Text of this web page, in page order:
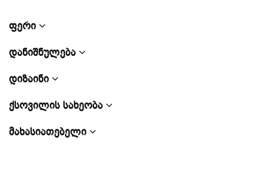
ფერი
დანიშნულება
დიზაინი
ქსოვილის სახეობა
მახასიათებელი